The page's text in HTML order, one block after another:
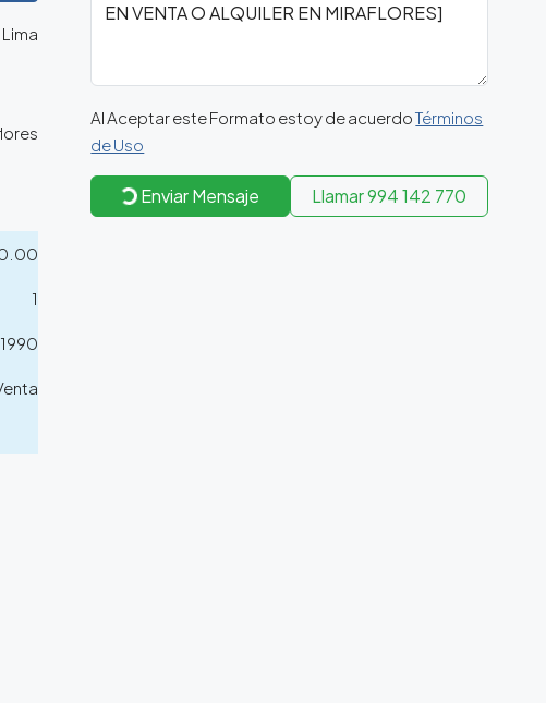
Lima
1
1990
Al Aceptar este Formato estoy de acuerdoTérminos
de Uso
Enviar Mensaje Llamar994 142 770